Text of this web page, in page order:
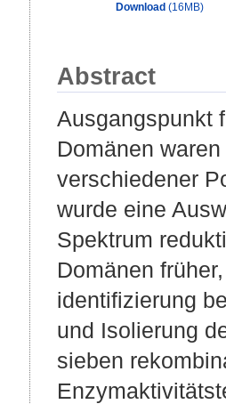
Download (16MB)
Abstract
Ausgangspunkt
Domänen
verschiedener
wurde eine
Spektrum
Domänen
identifizierung
und Isolierung
sieben